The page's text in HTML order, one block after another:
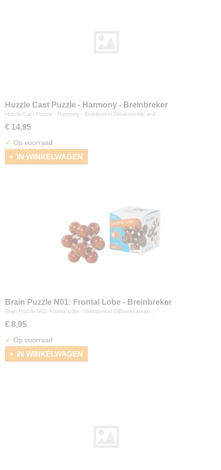
Huzzle Cast Puzzle - Harmony - Breinbreker
Huzzle Cast Puzzle - Harmony - Breinbreker Disassemble and…
€ 14,95
✓ Op voorraad
IN WINKELWAGEN
Brain Puzzle N01: Frontal Lobe - Breinbreker
Brain Puzzle N01: Frontal Lobe - Breinbreker Different areas…
€ 8,95
✓ Op voorraad
IN WINKELWAGEN